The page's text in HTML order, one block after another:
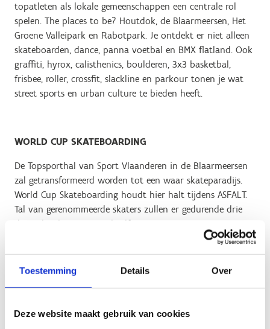
Toestemming Details Over
Deze website maakt gebruik van cookies
topatleten als lokale gemeenschappen een centrale rol
spelen. The places to be? Houtdok, de Blaarmeersen, Het
Groene Valleipark en Rabotpark. Je ontdekt er niet alleen
skateboarden, dance, panna voetbal en BMX flatland. Ook
graffiti, hyrox, calisthenics, boulderen, 3x3 basketbal,
frisbee, roller, crossfit, slackline en parkour tonen je wat
street sports en urban culture te bieden heeft.
WORLD CUP SKATEBOARDING
De Topsporthal van Sport Vlaanderen in de Blaarmeersen
zal getransformeerd worden tot een waar skateparadijs.
World Cup Skateboarding houdt hier halt tijdens ASFALT.
Tal van gerenommeerde skaters zullen er gedurende drie
dagen het beste van zichzelf geven. Met een prijzenpot van
€30.000 die wordt verdeeld onder de winnaars. Ook in
het indrukwekkende skatepark buiten komt de populaire
street sport tot leven met demo's, initiaties en trainingen.